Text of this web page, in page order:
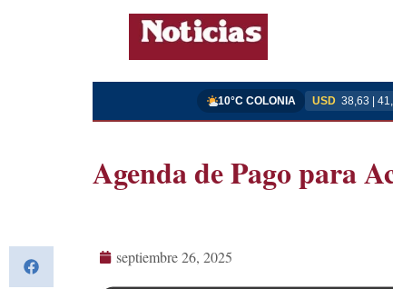
10°C COLONIA USD 38,63 |
Agenda de Pago para
septiembre 26, 2025